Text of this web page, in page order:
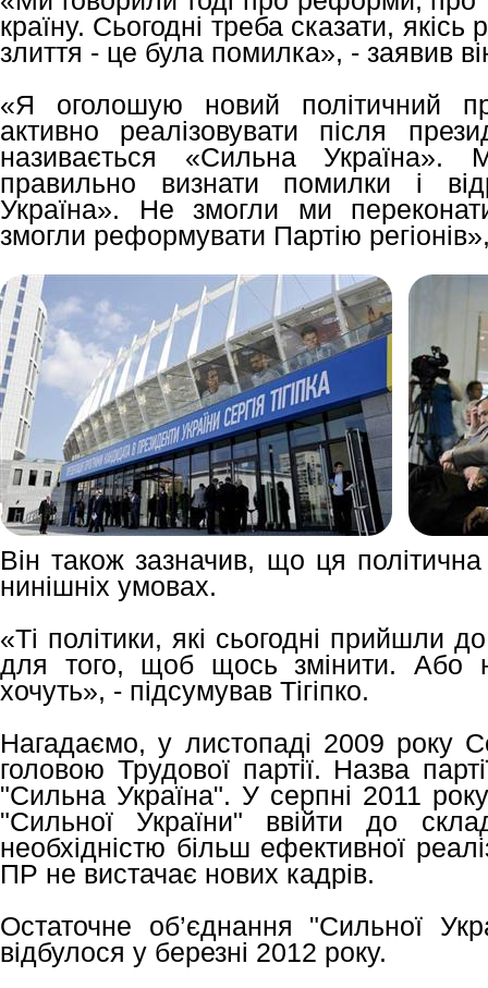
країну. Сьогодні треба сказати,
злиття - це була помилка», - заявив
«Я оголошую новий політичний
активно реалізовувати після
називається «Сильна
правильно визнати помилки і
Україна». Не змогли ми
змогли реформувати Партію регіонів»,
Він також зазначив, що ця
нинішніх умовах.
«Ті політики, які сьогодні прийшли
для того, щоб щось змінити. Або
хочуть», - підсумував Тігіпко.
Нагадаємо, у листопаді 2009 року
головою Трудової партії. Назва
"Сильна Україна". У серпні 2011
"Сильної України" ввійти до
необхідністю більш ефективної
ПР не вистачає нових кадрів.
Остаточне об’єднання "Сильної
відбулося у березні 2012 року.